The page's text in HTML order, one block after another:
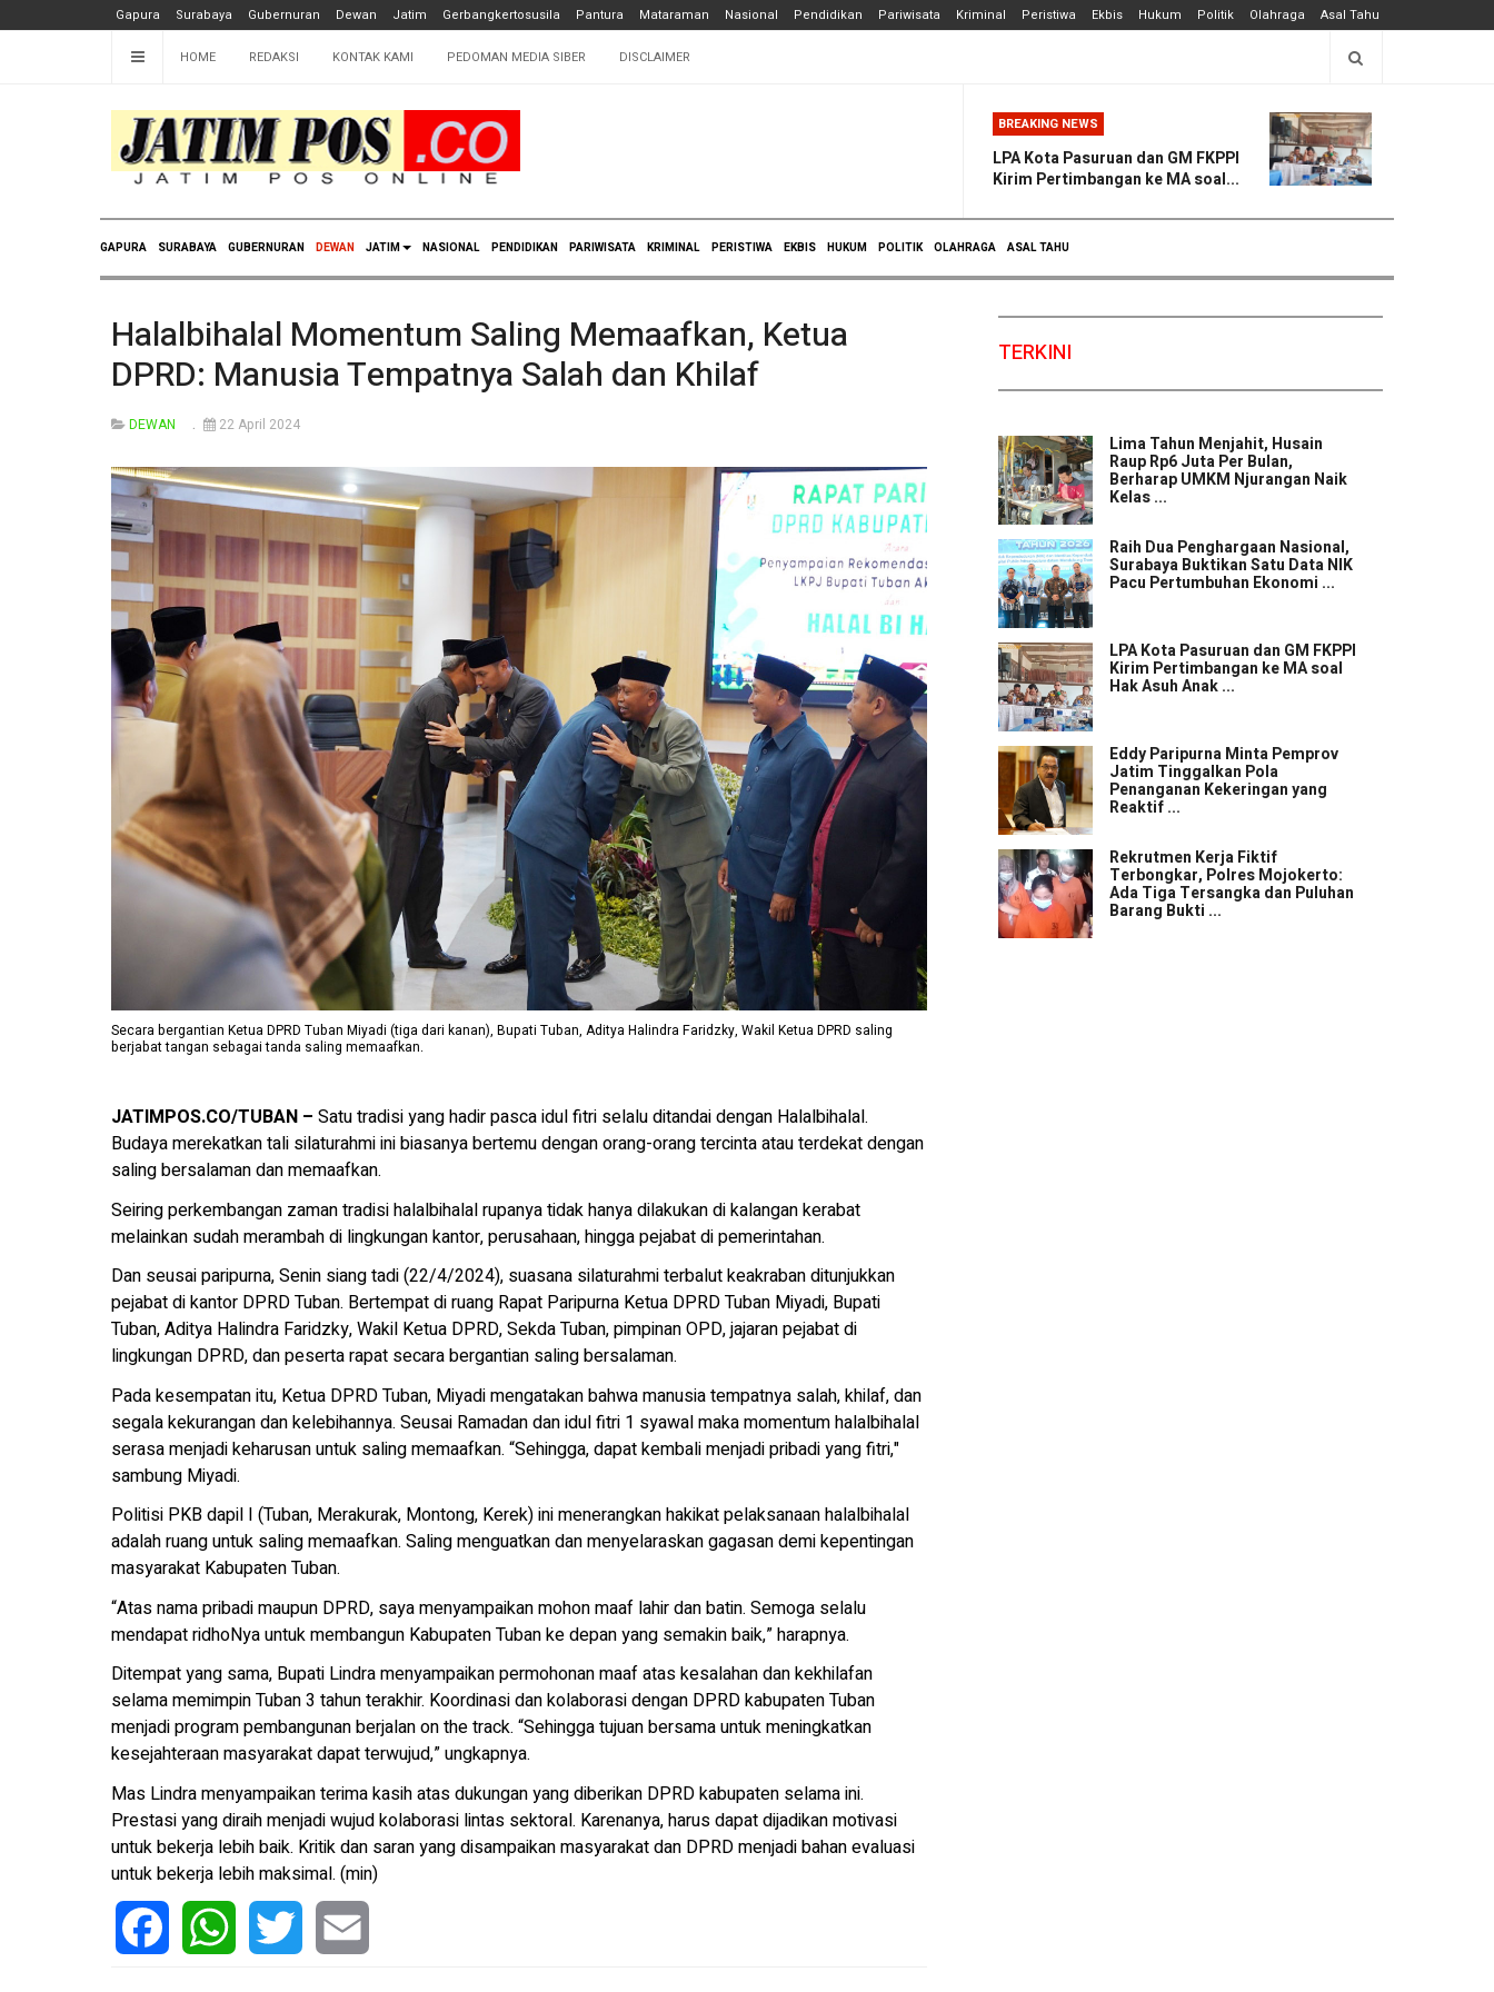
Gapura Surabaya Gubernuran Dewan Jatim Gerbangkertosusila Pantura Mataraman Nasional Pendidikan Pariwisata Kriminal Peristiwa Ekbis Hukum Politik Olahraga Asal Tahu
HOME REDAKSI KONTAK KAMI PEDOMAN MEDIA SIBER DISCLAIMER
BREAKING NEWS
LPA Kota Pasuruan dan GM FKPPI
Kirim Pertimbangan ke MA soal...
GAPURA SURABAYA GUBERNURAN DEWAN JATIM NASIONAL PENDIDIKAN PARIWISATA KRIMINAL PERISTIWA EKBIS HUKUM POLITIK OLAHRAGA ASAL TAHU
Halalbihalal Momentum Saling Memaafkan, Ketua
DPRD: Manusia Tempatnya Salah dan Khilaf
DEWAN 22 April 2024
Secara bergantian Ketua DPRD Tuban Miyadi (tiga dari kanan), Bupati Tuban, Aditya Halindra Faridzky, Wakil Ketua DPRD saling
berjabat tangan sebagai tanda saling memaafkan.
JATIMPOS.CO/TUBAN – Satu tradisi yang hadir pasca idul fitri selalu ditandai dengan Halalbihalal.
Budaya merekatkan tali silaturahmi ini biasanya bertemu dengan orang-orang tercinta atau terdekat dengan
saling bersalaman dan memaafkan.
Seiring perkembangan zaman tradisi halalbihalal rupanya tidak hanya dilakukan di kalangan kerabat
melainkan sudah merambah di lingkungan kantor, perusahaan, hingga pejabat di pemerintahan.
Dan seusai paripurna, Senin siang tadi (22/4/2024), suasana silaturahmi terbalut keakraban ditunjukkan
pejabat di kantor DPRD Tuban. Bertempat di ruang Rapat Paripurna Ketua DPRD Tuban Miyadi, Bupati
Tuban, Aditya Halindra Faridzky, Wakil Ketua DPRD, Sekda Tuban, pimpinan OPD, jajaran pejabat di
lingkungan DPRD, dan peserta rapat secara bergantian saling bersalaman.
Pada kesempatan itu, Ketua DPRD Tuban, Miyadi mengatakan bahwa manusia tempatnya salah, khilaf, dan
segala kekurangan dan kelebihannya. Seusai Ramadan dan idul fitri 1 syawal maka momentum halalbihalal
serasa menjadi keharusan untuk saling memaafkan. “Sehingga, dapat kembali menjadi pribadi yang fitri,"
sambung Miyadi.
Politisi PKB dapil I (Tuban, Merakurak, Montong, Kerek) ini menerangkan hakikat pelaksanaan halalbihalal
adalah ruang untuk saling memaafkan. Saling menguatkan dan menyelaraskan gagasan demi kepentingan
masyarakat Kabupaten Tuban.
“Atas nama pribadi maupun DPRD, saya menyampaikan mohon maaf lahir dan batin. Semoga selalu
mendapat ridhoNya untuk membangun Kabupaten Tuban ke depan yang semakin baik,” harapnya.
Ditempat yang sama, Bupati Lindra menyampaikan permohonan maaf atas kesalahan dan kekhilafan
selama memimpin Tuban 3 tahun terakhir. Koordinasi dan kolaborasi dengan DPRD kabupaten Tuban
menjadi program pembangunan berjalan on the track. “Sehingga tujuan bersama untuk meningkatkan
kesejahteraan masyarakat dapat terwujud,” ungkapnya.
Mas Lindra menyampaikan terima kasih atas dukungan yang diberikan DPRD kabupaten selama ini.
Prestasi yang diraih menjadi wujud kolaborasi lintas sektoral. Karenanya, harus dapat dijadikan motivasi
untuk bekerja lebih baik. Kritik dan saran yang disampaikan masyarakat dan DPRD menjadi bahan evaluasi
untuk bekerja lebih maksimal. (min)
TERKINI
Lima Tahun Menjahit, Husain
Raup Rp6 Juta Per Bulan,
Berharap UMKM Njurangan Naik
Kelas ...
Raih Dua Penghargaan Nasional,
Surabaya Buktikan Satu Data NIK
Pacu Pertumbuhan Ekonomi ...
LPA Kota Pasuruan dan GM FKPPI
Kirim Pertimbangan ke MA soal
Hak Asuh Anak ...
Eddy Paripurna Minta Pemprov
Jatim Tinggalkan Pola
Penanganan Kekeringan yang
Reaktif ...
Rekrutmen Kerja Fiktif
Terbongkar, Polres Mojokerto:
Ada Tiga Tersangka dan Puluhan
Barang Bukti ...